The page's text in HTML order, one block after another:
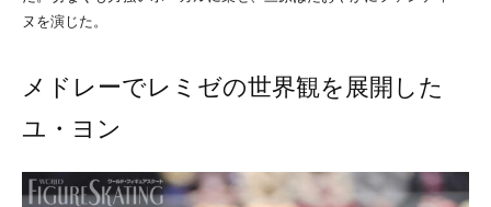
ヌを演じた。
メドレーでレミゼの世界観を展開した
ユ・ヨン